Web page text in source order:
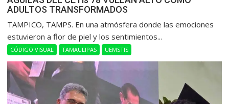
ADULTOS TRANSFORMADOS
​TAMPICO, TAMPS. En una atmósfera donde las emociones
estuvieron a flor de piel y los sentimientos...
CÓDIGO VISUAL TAMAULIPAS UEMSTIS